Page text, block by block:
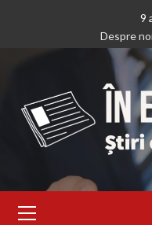
9
Despre
Menu